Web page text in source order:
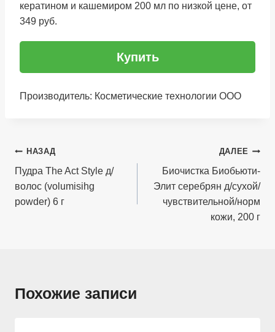
кератином и кашемиром 200 мл по низкой цене, от
349 руб.
Купить
Производитель: Косметические технологии ООО
Навигация
по
записям
НАЗАД
Пудра The Act Style д/
волос (volumisihg
powder) 6 г
ДАЛЕЕ
Биочистка Биобьюти-
Элит серебрян д/сухой/
чувствительной/норм
кожи, 200 г
Похожие записи